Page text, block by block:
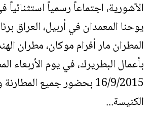
الآشورية، اجتماعاً رسمياً
يوحنا المعمدان في أربيل، العراق
المطران مار أفرام موكان، مطران
بأعمال البطريرك، في يوم الأربعاء
16/9/2015 بحضور جميع
الكنيسة...